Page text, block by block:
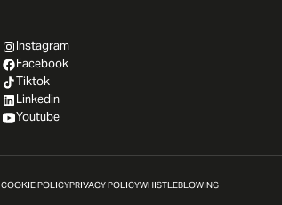
Instagram
Facebook
Tiktok
Linkedin
Youtube
COOKIE POLICYPRIVACY POLICYWHISTLEBLOWING